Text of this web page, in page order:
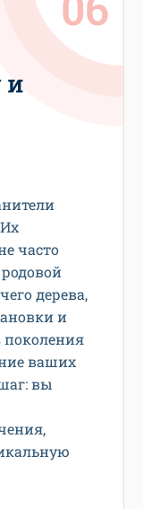
и
часто
дерева,
и
поколения
ваших
вы